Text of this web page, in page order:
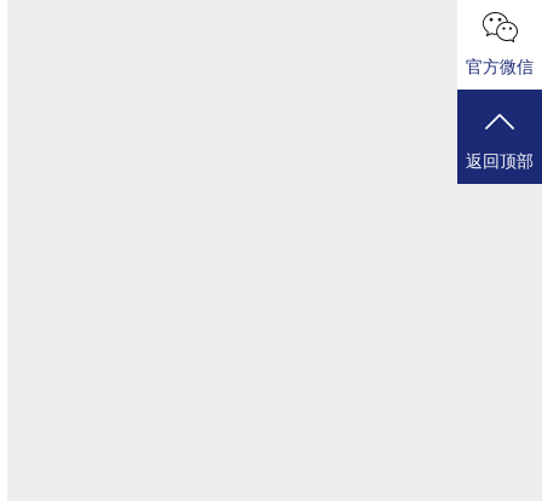
官方微信
返回顶部